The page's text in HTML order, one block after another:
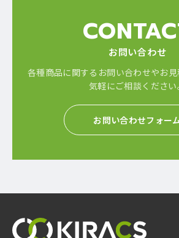
お問い合わせ
各種商品に関するお問い合わせやお見
気軽にご相談ください
お問い合わせフォー